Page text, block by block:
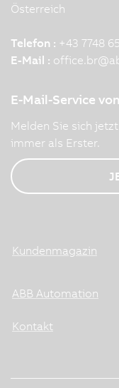
Österreich
Telefon : +43 7748
E-Mail : office.br@
E-Mail-Service
Melden Sie sich
immer als Erster.
Kundenmagazin
ABB Automation
Kontakt